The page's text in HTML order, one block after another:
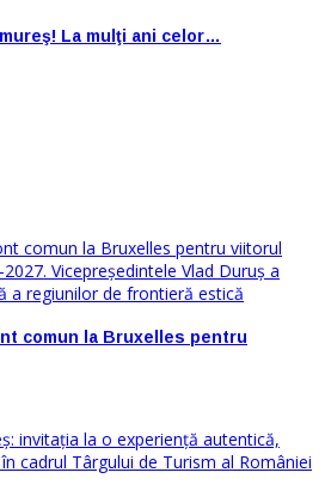
La mulţi ani celor…
comun la Bruxelles pentru